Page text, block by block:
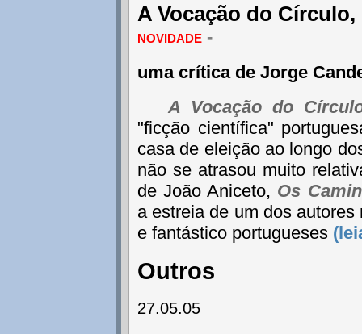
A Vocação do
novidade -
uma crítica de Jorge
A Vocação do
"ficção científica"
casa de eleição ao longo
não se atrasou muito
de João Aniceto, Os
a estreia de um dos
e fantástico portugueses
Outros
27.05.05